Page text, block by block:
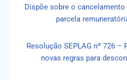
Dispõe sobre o
parcela
Resolução SEPLAG nº 726 –
novas regras para